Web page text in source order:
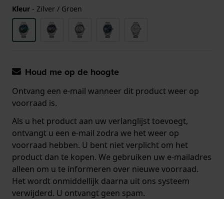
Kleur - Zilver / Groen
Houd me op de hoogte
Ontvang een e-mail wanneer dit product weer op
voorraad is.
Als u het product aan uw verlanglijst toevoegt,
ontvangt u een e-mail zodra we het weer op
voorraad hebben. U bent niet verplicht om het
product dan te kopen. We gebruiken uw e-mailadres
alleen om u te informeren over nieuwe voorraad.
Het wordt onmiddellijk daarna uit ons systeem
verwijderd. U ontvangt geen spam.